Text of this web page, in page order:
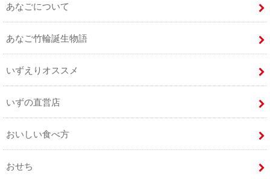
あなごについて
あなご竹輪誕生物語
いずえりオススメ
いずの直営店
おいしい食べ方
おせち